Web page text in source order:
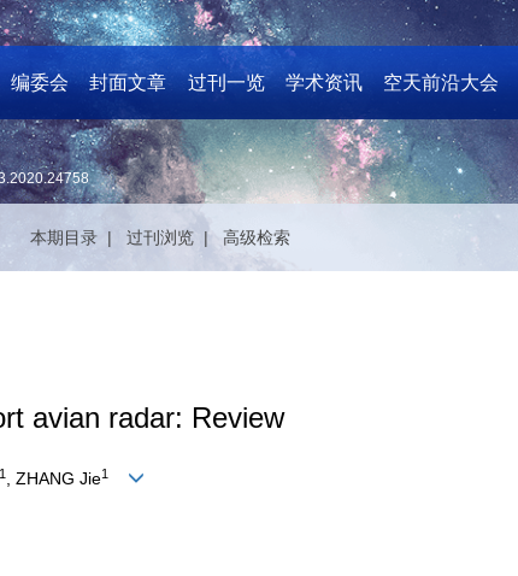
编委会 封面文章 过刊一览 学术资讯 空天前沿大会
本期目录 | 过刊浏览 | 高级检索
avian radar: Review
1 , ZHANG Jie1